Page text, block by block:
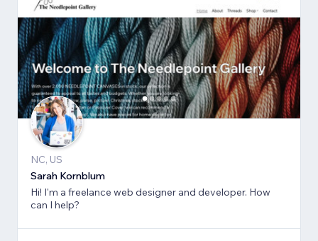
NC, US
Sarah Kornblum
Hi! I'm a freelance web designer and developer. How
can I help?